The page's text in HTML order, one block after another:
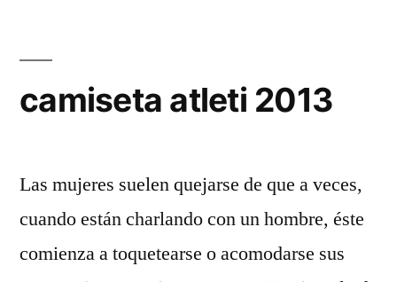
camiseta atleti 2013
Las mujeres suelen quejarse de que a veces,
cuando están charlando con un hombre, éste
comienza a toquetearse o acomodarse sus